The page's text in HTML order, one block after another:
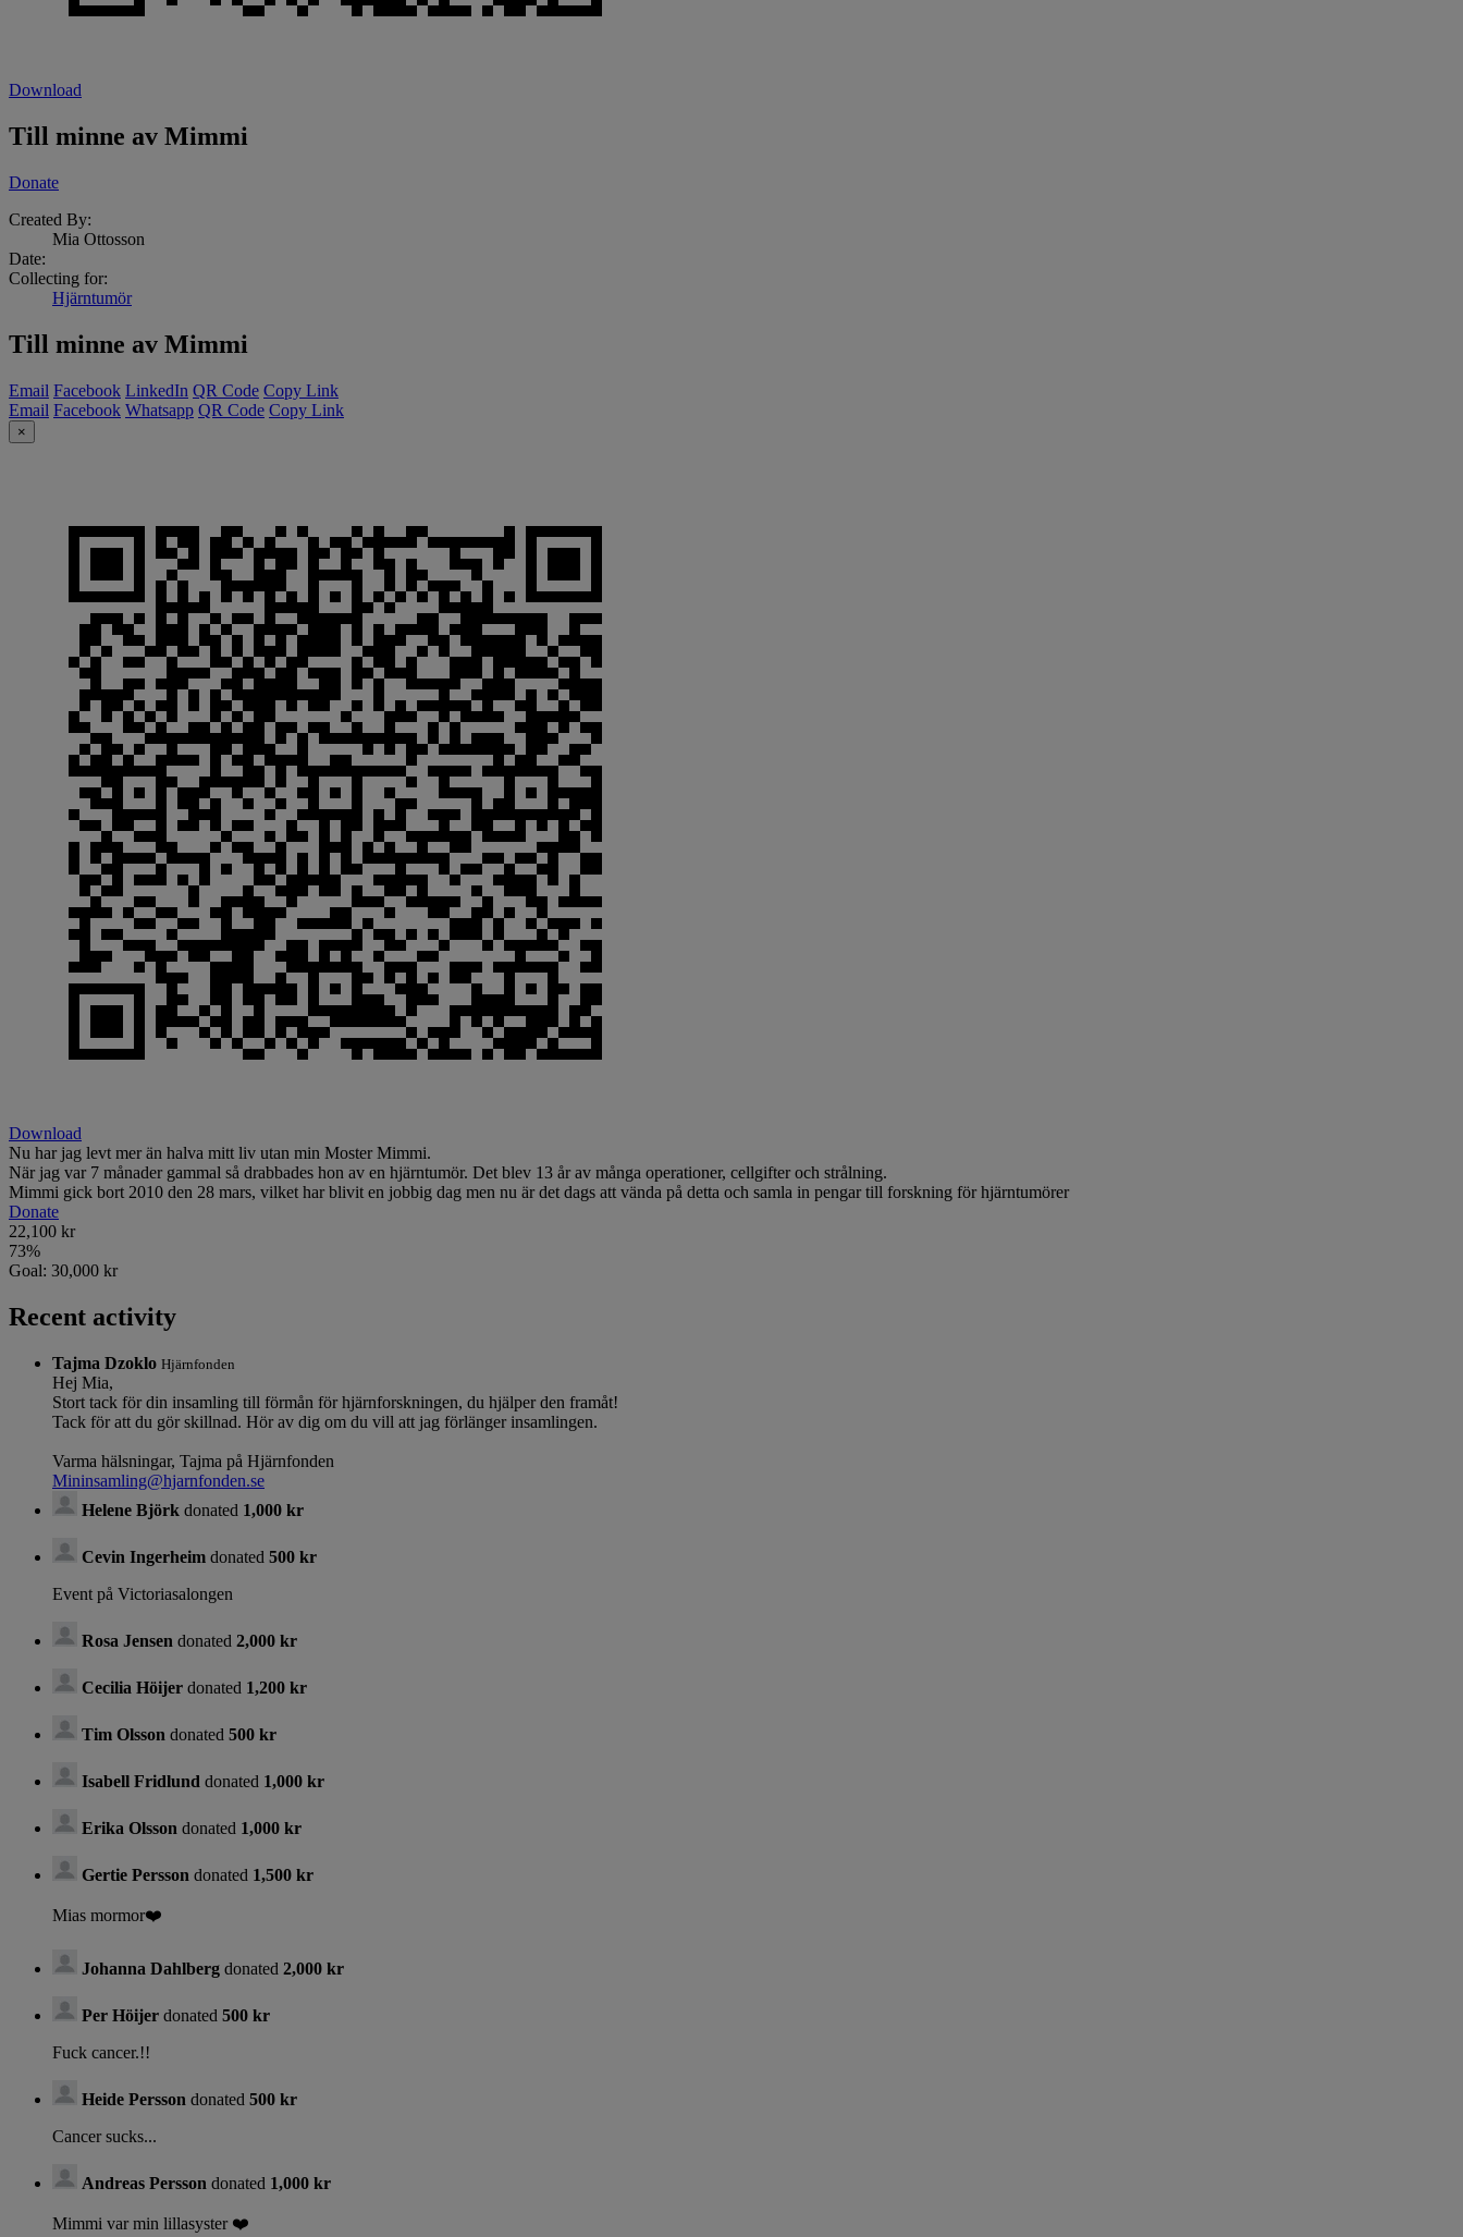
Download
Till minne av Mimmi
Donate
Created By:
Mia Ottosson
Date:
Collecting for:
Hjärntumör
Till minne av Mimmi
Email Facebook LinkedIn QR Code Copy Link
Email Facebook Whatsapp QR Code Copy Link
×
Download
Nu har jag levt mer än halva mitt liv utan min Moster Mimmi.
När jag var 7 månader gammal så drabbades hon av en hjärntumör. Det blev 13 år av många operationer, cellgifter och strålning.
Mimmi gick bort 2010 den 28 mars, vilket har blivit en jobbig dag men nu är det dags att vända på detta och samla in pengar till forskning för hjärntumörer
Donate
22,100 kr
73%
Goal: 30,000 kr
Recent activity
Tajma Dzoklo Hjärnfonden
Hej Mia,
Stort tack för din insamling till förmån för hjärnforskningen, du hjälper den framåt!
Tack för att du gör skillnad. Hör av dig om du vill att jag förlänger insamlingen.
Varma hälsningar, Tajma på Hjärnfonden
Mininsamling@hjarnfonden.se
Helene Björk donated 1,000 kr
Cevin Ingerheim donated 500 kr
Event på Victoriasalongen
Rosa Jensen donated 2,000 kr
Cecilia Höijer donated 1,200 kr
Tim Olsson donated 500 kr
Isabell Fridlund donated 1,000 kr
Erika Olsson donated 1,000 kr
Gertie Persson donated 1,500 kr
Mias mormor❤️
Johanna Dahlberg donated 2,000 kr
Per Höijer donated 500 kr
Fuck cancer.!!
Heide Persson donated 500 kr
Cancer sucks...
Andreas Persson donated 1,000 kr
Mimmi var min lillasyster ❤️